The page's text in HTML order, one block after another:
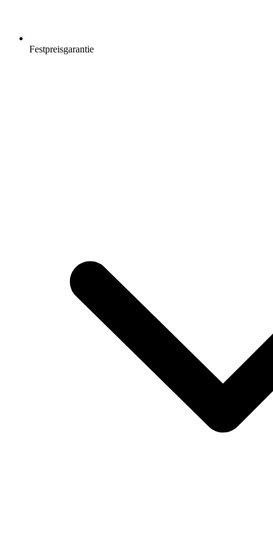
Festpreisgarantie